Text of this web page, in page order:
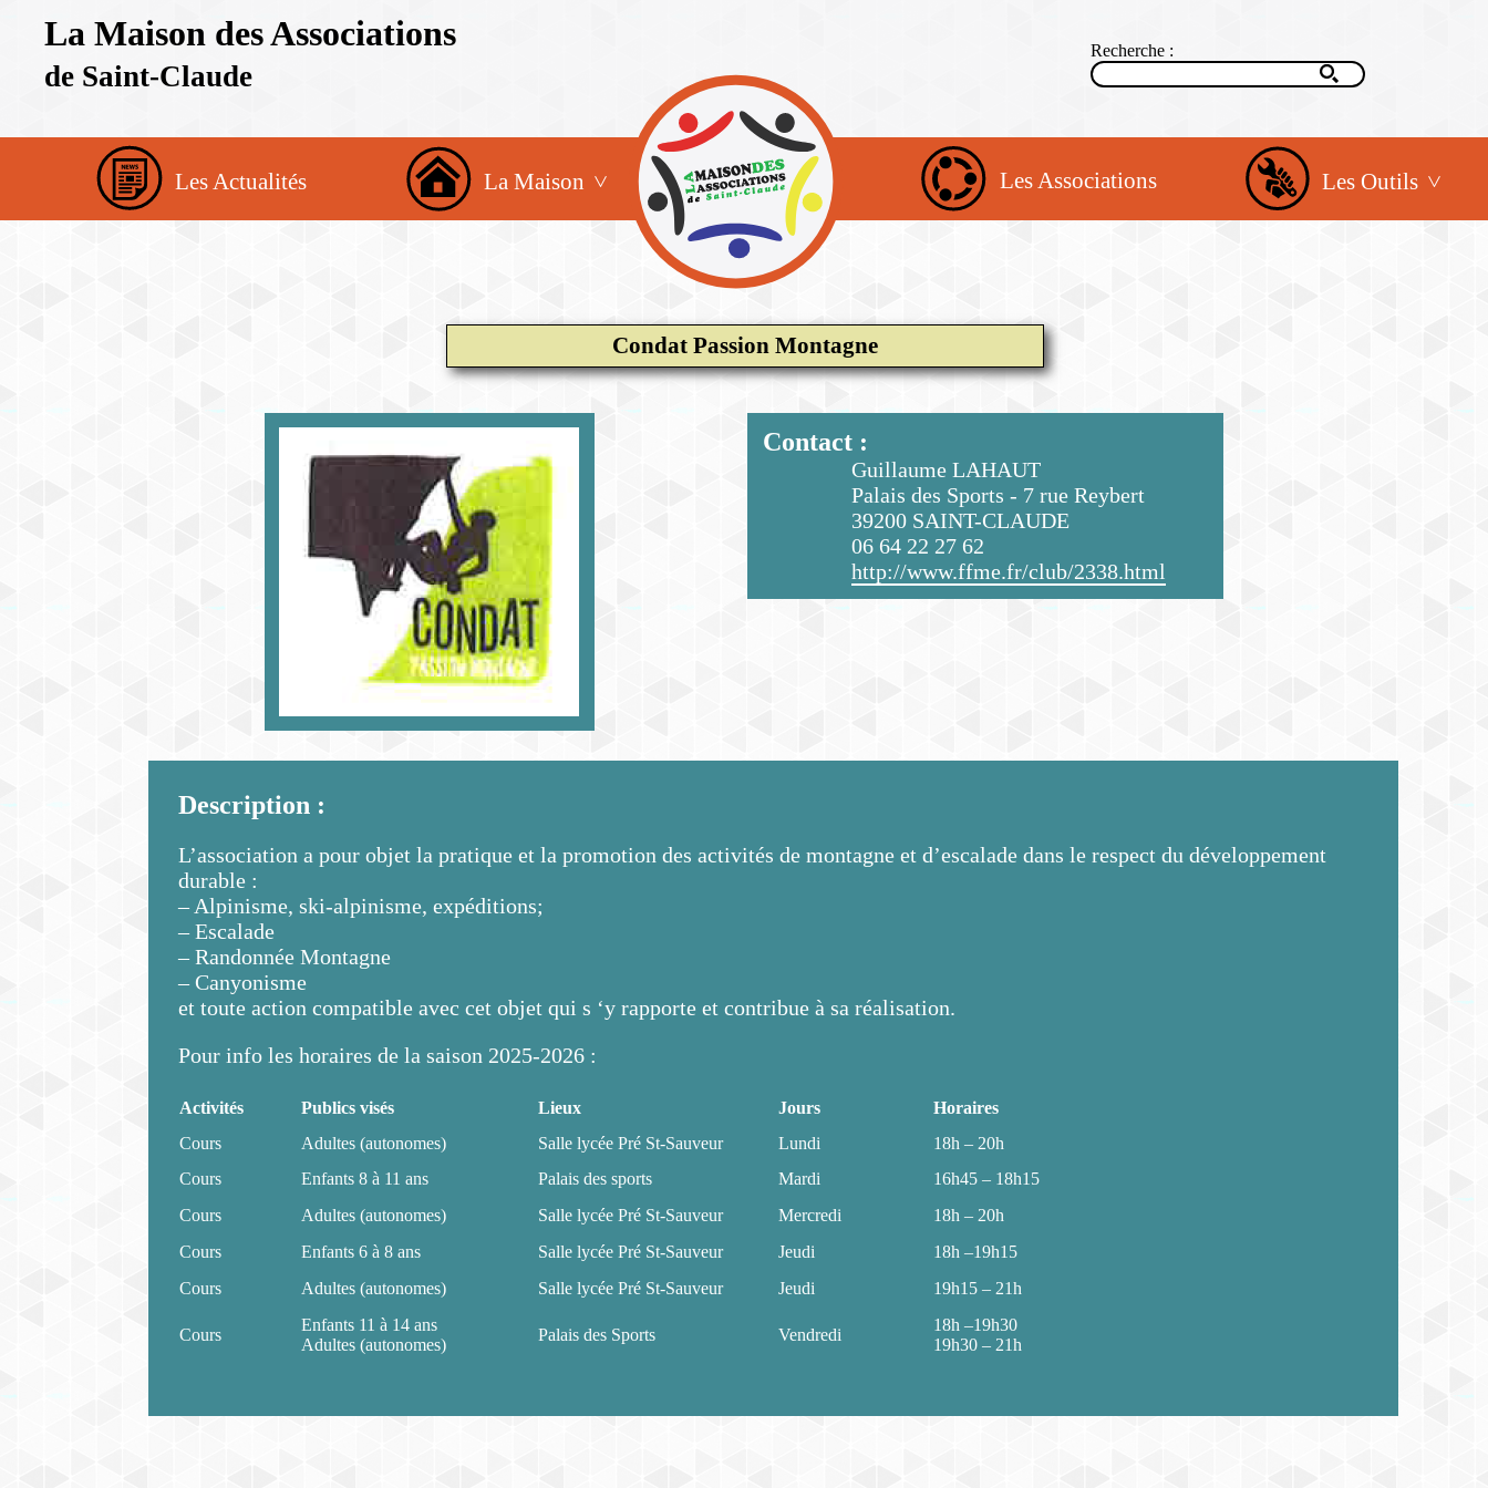
La Maison des Associations
de Saint-Claude
Recherche :
Les Actualités La Maison Les Associations Les Outils
Condat Passion Montagne
Contact :
Guillaume LAHAUT
Palais des Sports - 7 rue Reybert
39200 SAINT-CLAUDE
06 64 22 27 62
http://www.ffme.fr/club/2338.html
Description :
L’association a pour objet la pratique et la promotion des activités de montagne et d’escalade dans le respect du développement
durable :
– Alpinisme, ski-alpinisme, expéditions;
– Escalade
– Randonnée Montagne
– Canyonisme
et toute action compatible avec cet objet qui s ‘y rapporte et contribue à sa réalisation.
Pour info les horaires de la saison 2025-2026 :
Activités Publics visés Lieux Jours
Horaires
Cours
Adultes (autonomes) Salle lycée Pré St-Sauveur Lundi
18h – 20h
Cours
Enfants 8 à 11 ans Palais des sports Mardi
16h45 – 18h15
Cours
Adultes (autonomes) Salle lycée Pré St-Sauveur Mercredi
18h – 20h
Cours
Enfants 6 à 8 ans Salle lycée Pré St-Sauveur Jeudi
18h –19h15
Cours
Adultes (autonomes) Salle lycée Pré St-Sauveur Jeudi 19h15 – 21h
Cours
Enfants 11 à 14 ans
Adultes (autonomes)
Palais des Sports Vendredi
18h –19h30
19h30 – 21h